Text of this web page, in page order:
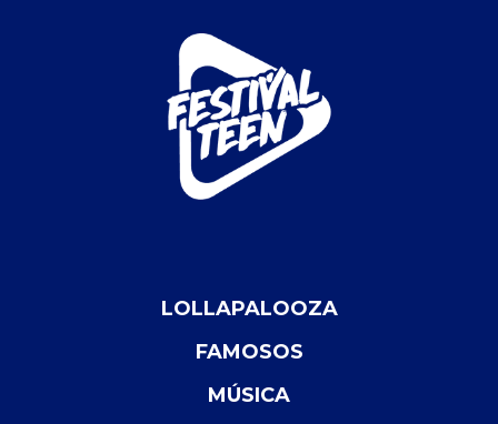
LOLLAPALOOZA
FAMOSOS
MÚSICA